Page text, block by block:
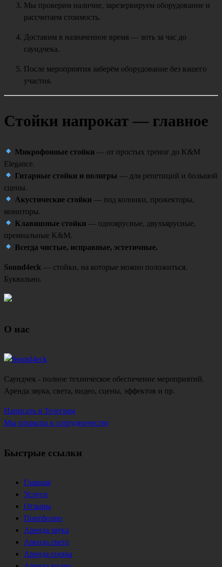
Мы проверим наличие, зарезервируем оборудование и
рассчитаем стоимость.
Доставим в назначенное время — хоть за час до
саундчека.
После мероприятия заберём оборудование без вашего
участия.
Стойки напрокат — главное
Микрофонные стойки — от простых треног до K&M
Elegance.
Гитарные стойки и полигры — для репетиций и большой
сцены.
Акустические стойки — под колонки, прожекторы,
мониторы.
Клавишные стойки — одноярусные, двухъярусные,
премиальные K&M.
Всегда чистые, исправные, эстетичные.
Sound4eck — стойки, на которые можно положиться.
Буквально.
О нас
Саундчек - полное техническое обеспечение мероприятий.
Аренда звука, света, видео, сцены, эффектов и пр.
Написать в Телеграм
Мы открыты к сотрудничеству
Быстрые ссылки
Главная
Услуги
Отзывы
Портфолио
Аренда звука
Аренда света
Аренда сцены